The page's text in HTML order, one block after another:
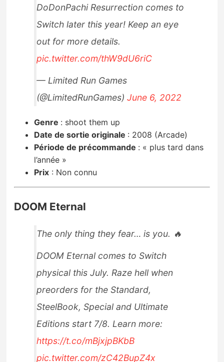
DoDonPachi Resurrection comes to
Switch later this year! Keep an eye
out for more details.
pic.twitter.com/thW9dU6riC
— Limited Run Games
(@LimitedRunGames)June 6, 2022
Genre : shoot them up
Date de sortie originale : 2008 (Arcade)
Période de précommande : « plus tard dans
l’année »
Prix : Non connu
DOOM Eternal
The only thing they fear… is you. 🔥
DOOM Eternal comes to Switch
physical this July. Raze hell when
preorders for the Standard,
SteelBook, Special and Ultimate
Editions start 7/8. Learn more:
https://t.co/mBjxjpBKbB
pic.twitter.com/zC42BupZ4x